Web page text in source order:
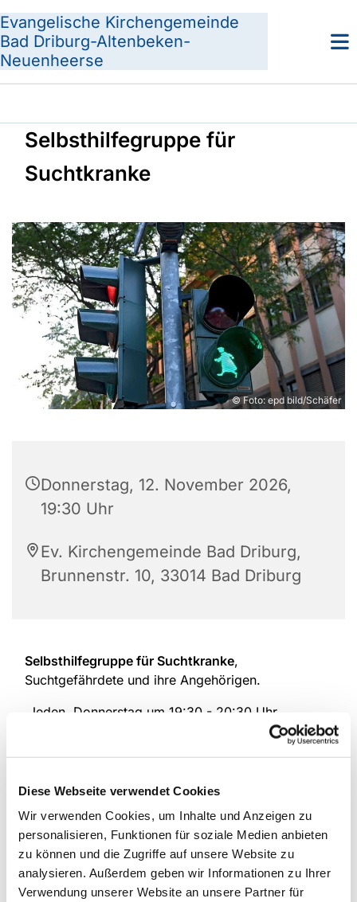
Diese Webseite verwendet Cookies
Wir verwenden Cookies, um Inhalte und Anzeigen zu
personalisieren, Funktionen für soziale Medien anbieten
zu können und die Zugriffe auf unsere Website zu
analysieren. Außerdem geben wir Informationen zu Ihrer
Verwendung unserer Website an unsere Partner für
Evangelische Kirchengemeinde
Bad Driburg-Altenbeken-
Neuenheerse
Selbsthilfegruppe für
Suchtkranke
© Foto: epd bild/Schäfer
Donnerstag, 12. November 2026,
19:30 Uhr
Ev. Kirchengemeinde Bad Driburg,
Brunnenstr. 10, 33014 Bad Driburg
Selbsthilfegruppe für Suchtkranke,
Suchtgefährdete und ihre Angehörigen.
Jeden Donnerstag um 19:30 - 20:30 Uhr.
Die Gruppe wird von einer Fachkraft betreut.